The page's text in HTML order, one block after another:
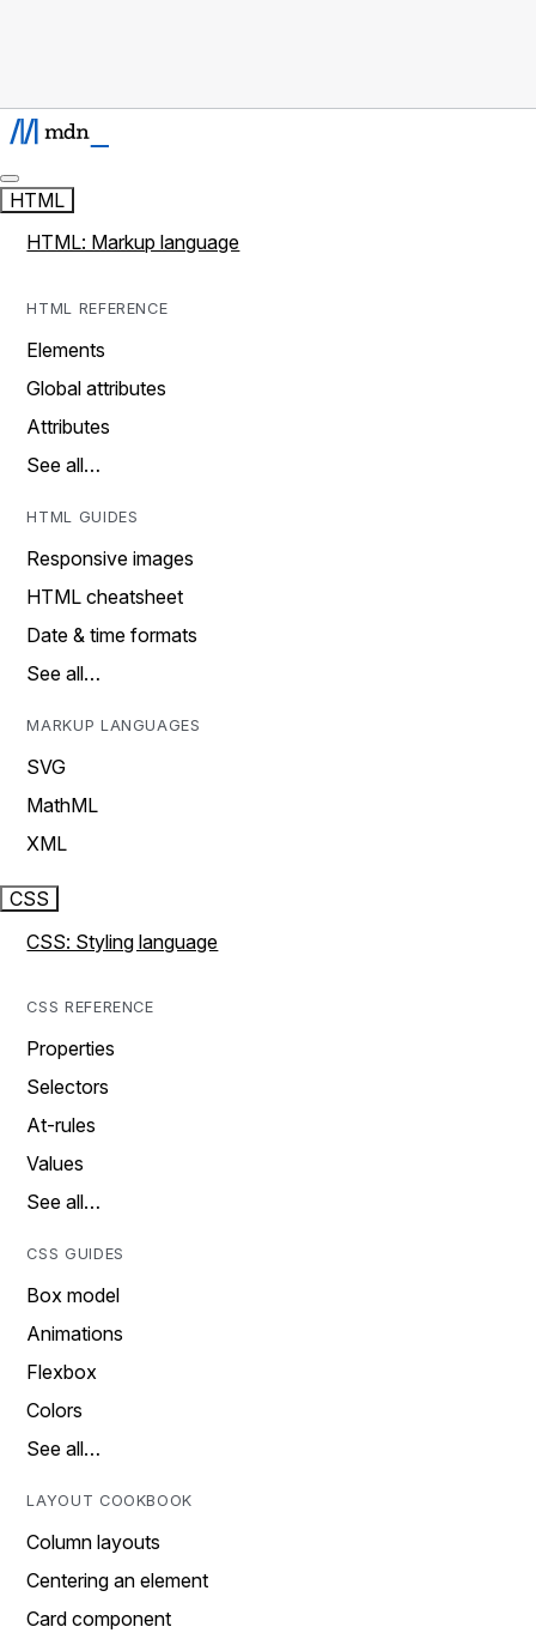
HTML
HTML: Markup language
HTML REFERENCE
Elements
Global attributes
Attributes
See all…
HTML GUIDES
Responsive images
HTML cheatsheet
Date & time formats
See all…
MARKUP LANGUAGES
SVG
MathML
XML
CSS
CSS: Styling language
CSS REFERENCE
Properties
Selectors
At-rules
Values
See all…
CSS GUIDES
Box model
Animations
Flexbox
Colors
See all…
LAYOUT COOKBOOK
Column layouts
Centering an element
Card component